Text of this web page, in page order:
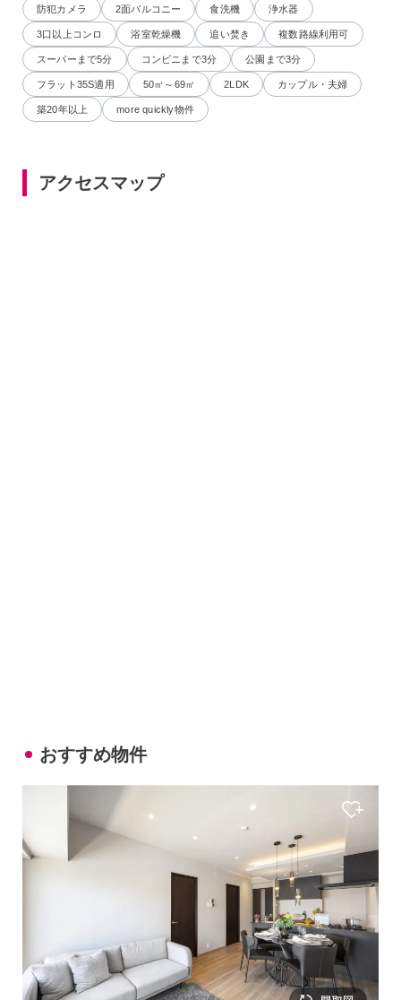
防犯カメラ 2面バルコニー 食洗機 浄水器
3口以上コンロ 浴室乾燥機 追い焚き 複数路線利用可
スーパーまで5分 コンビニまで3分 公園まで3分
フラット35S適用 50㎡～69㎡ 2LDK カップル・夫婦
築20年以上 more quickly物件
アクセスマップ
おすすめ物件